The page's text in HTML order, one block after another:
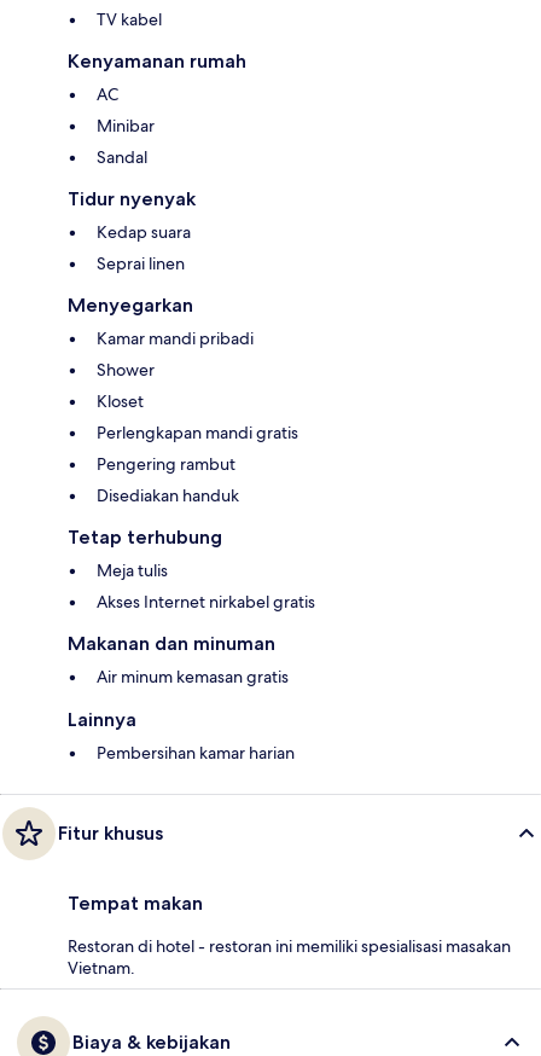
TV kabel
Kenyamanan rumah
AC
Minibar
Sandal
Tidur nyenyak
Kedap suara
Seprai linen
Menyegarkan
Kamar mandi pribadi
Shower
Kloset
Perlengkapan mandi gratis
Pengering rambut
Disediakan handuk
Tetap terhubung
Meja tulis
Akses Internet nirkabel gratis
Makanan dan minuman
Air minum kemasan gratis
Lainnya
Pembersihan kamar harian
Fitur khusus
Tempat makan
Restoran di hotel - restoran ini memiliki spesialisasi masakan
Vietnam.
Biaya & kebijakan